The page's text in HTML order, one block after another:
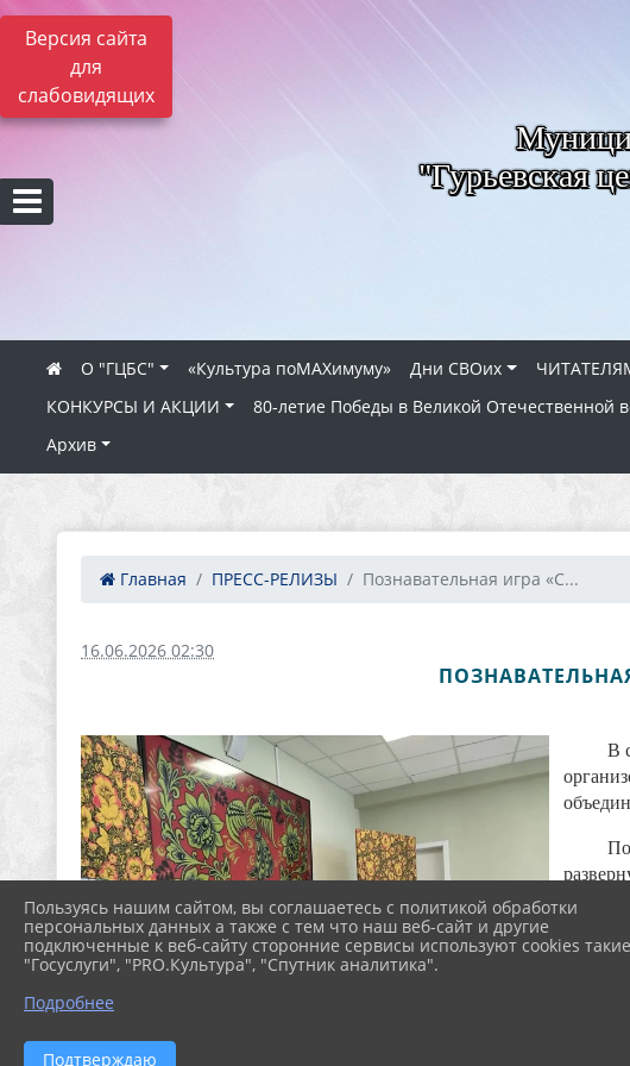
Версия сайта
для
слабовидящих
"Гурьевская
О "ГЦБС" «Культура поMAXимуму» Дни СВОих
КОНКУРСЫ И АКЦИИ
80‑летие Победы в Великой Отечественной
Архив
Главная ПРЕСС-РЕЛИЗЫ Познавательная игра «С...
16.06.2026 02:30
В
•
Пользуясь нашим сайтом, вы соглашаетесь с политикой обработки
персональных данных а также с тем что наш веб-сайт и другие
подключенные к веб-сайту сторонние сервисы используют cookies
"Госуслуги", "PRO.Культура", "Спутник аналитика".
Подробнее
Подтверждаю